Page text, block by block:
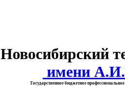
Новосибирский
имени
Государственное бюджетное